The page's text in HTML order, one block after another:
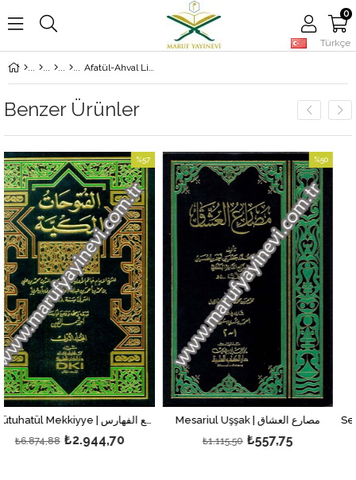
Türkçe
0
Afatül-Ahval Lis-Sairine İlallahi Azze Ve Celle - آفات الأحوال للسائرين إلى الله عز و جل
Benzer Ürünler
El Fütuhatül Mekkiyye | الفتوحات المكية 1/9 مع الفهارس
%57
İndirim
%57İndirim
Mesariul Uşşak | مصارع العشاق
₺557,75
₺1.115,50
%50
İndirim
%50İndirim